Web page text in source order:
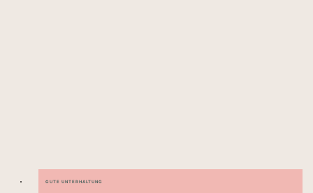
GUTE UNTERHALTUNG